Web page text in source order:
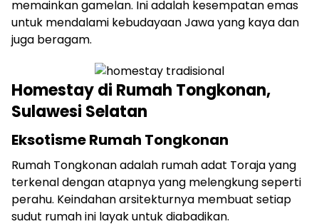
memainkan gamelan. Ini adalah kesempatan emas
untuk mendalami kebudayaan Jawa yang kaya dan
juga beragam.
Homestay di Rumah Tongkonan,
Sulawesi Selatan
Eksotisme Rumah Tongkonan
Rumah Tongkonan adalah rumah adat Toraja yang
terkenal dengan atapnya yang melengkung seperti
perahu. Keindahan arsitekturnya membuat setiap
sudut rumah ini layak untuk diabadikan.